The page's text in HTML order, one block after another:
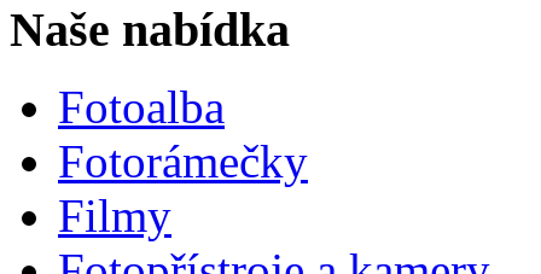
Naše nabídka
Fotoalba
Fotorámečky
Filmy